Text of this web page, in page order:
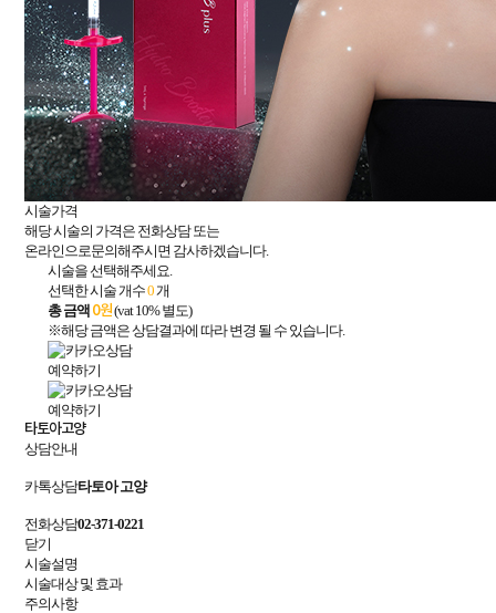
시술가격
해당 시술의 가격은 전화상담 또는
온라인으로문의해주시면 감사하겠습니다.
시술을 선택해주세요.
선택한 시술 개수0개
총 금액 0원(vat 10% 별도)
※해당 금액은 상담결과에 따라 변경 될 수 있습니다.
예약하기
예약하기
타토아고양
상담안내
카톡상담타토아 고양
전화상담02-371-0221
닫기
시술설명
시술대상 및 효과
주의사항